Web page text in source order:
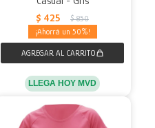
$ 425 $ 850
50
LLEGA HOY MVD